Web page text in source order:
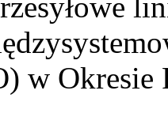
w Okresie